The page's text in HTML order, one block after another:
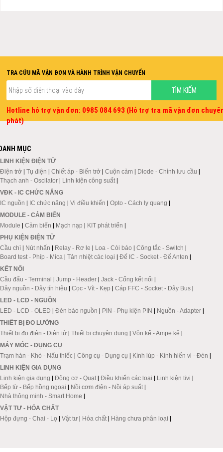
TRA CỨU MÃ VẬN ĐƠN VÀ HÀNH TRÌNH VẬN CHUYỂN
Hotline hỗ trợ vận đơn: 0985 084 693 (Hỗ trợ tra mã vận đơn
phát)
MỤC
LINH KIỆN ĐIỆN TỬ
Điện trở | Tụ điện | Chiết áp - Biến trở | Cuộn cảm | Diode - Chỉnh lưu cầu |
Thạch anh - Oscilator | Linh kiện công suất |
VĐK - IC CHỨC NĂNG
IC nguồn | IC chức năng | Vi điều khiển | Opto - Cách ly quang |
MODULE - CẢM BIẾN
Module | Cảm biến | Mạch nạp | KIT phát triển |
PHỤ KIỆN ĐIỆN TỬ
Cầu chì | Nút nhấn | Relay - Rơ le | Loa - Còi báo | Công tắc - Switch |
Board test - Phíp - Mica | Tản nhiệt các loại | Đế IC - Socket - Đế Anten |
KẾT NỐI
Cầu đấu - Terminal | Jump - Header | Jack - Cổng kết nối |
Dây nguồn - Dây tín hiệu | Cọc - Vít - Kẹp | Cáp FFC - Socket - Dây Bus |
LED - LCD - NGUỒN
LED - LCD - OLED | Đèn báo nguồn | PIN - Phụ kiện PIN | Nguồn - Adapter |
THIẾT BỊ ĐO LƯỜNG
Thiết bị đo điện - Điện tử | Thiết bị chuyên dụng | Vôn kế - Ampe kế |
MÁY MÓC - DỤNG CỤ
Trạm hàn - Khò - Nấu thiếc | Công cụ - Dụng cụ | Kính lúp - Kính hiển vi - Đèn |
LINH KIỆN GIA DỤNG
Linh kiện gia dụng | Động cơ - Quạt | Điều khiển các loại | Linh kiện tivi |
Bếp từ - Bếp hồng ngoại | Nồi cơm điện - Nồi áp suất |
Nhà thông minh - Smart Home |
VẬT TƯ - HÓA CHẤT
Hộp đựng - Chai - Lọ | Vật tư | Hóa chất | Hàng chưa phân loại |